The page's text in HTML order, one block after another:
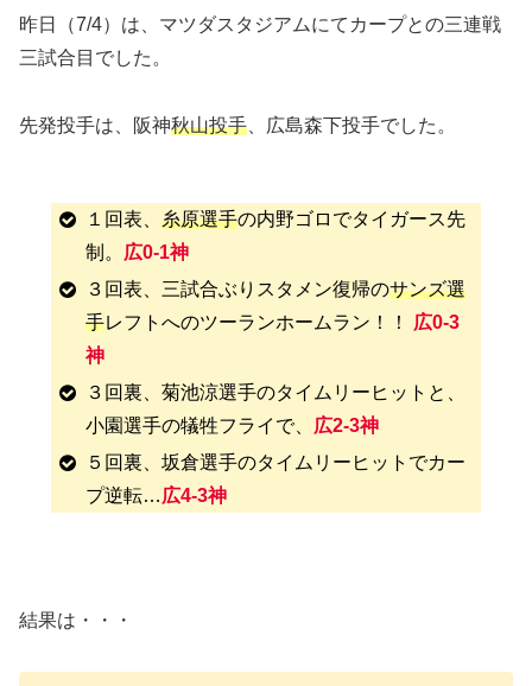
昨日（7/4）は、マツダスタジアムにてカープとの三連戦
三試合目でした。
先発投手は、阪神秋山投手 、広島森下投手でした。
１回表、糸原選手の内野ゴロでタイガース先
制。 広0-1神
３回表、三試合ぶりスタメン復帰のサンズ選
手レフトへのツーランホームラン！！ 広0-3
神
３回裏、菊池涼選手のタイムリーヒットと、
小園選手の犠牲フライで、 広2-3神
５回裏、坂倉選手のタイムリーヒットでカー
プ逆転…広4-3神
結果は・・・